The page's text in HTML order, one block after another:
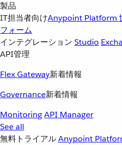
製品
IT担当者向けAnypoint Platform
フォーム
インテグレーション Studio
API管理
Flex Gateway新着情報
Governance新着情報
MonitoringAPI Manager
See all
無料トライアルAnypoint